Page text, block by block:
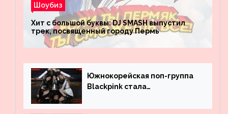
Шоубиз
Хит с большой буквы: DJ SMASH выпустил
трек, посвященный городу Пермь
Южнокорейская поп-группа
Blackpink стала
просмотрам на YouTube. Они